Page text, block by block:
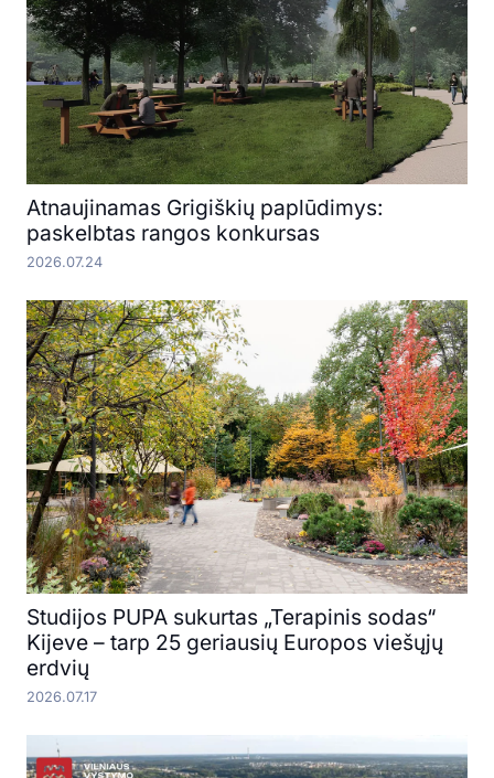
Atnaujinamas Grigiškių paplūdimys:
paskelbtas rangos konkursas
2026.07.24
Studijos PUPA sukurtas „Terapinis sodas“
Kijeve – tarp 25 geriausių Europos viešųjų
erdvių
2026.07.17